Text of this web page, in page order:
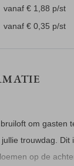
vanaf € 1,88 p/st
vanaf € 0,35 p/st
om gasten
trouwdag. Dit
op de